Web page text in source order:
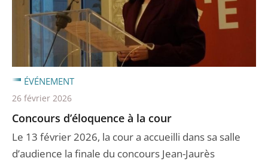
Concours d’éloquence à la cour
Le 13 février 2026, la cour a accueilli dans sa salle
d’audience la finale du concours Jean-Jaurès
ÉVÉNEMENT
26 février 2026